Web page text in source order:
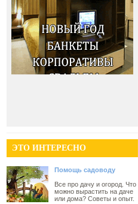
ЭТО ИНТЕРЕСНО
Помощь садоводу
Все про дачу и огород. Что
можно вырастить на даче
или дома? Советы и опыт.